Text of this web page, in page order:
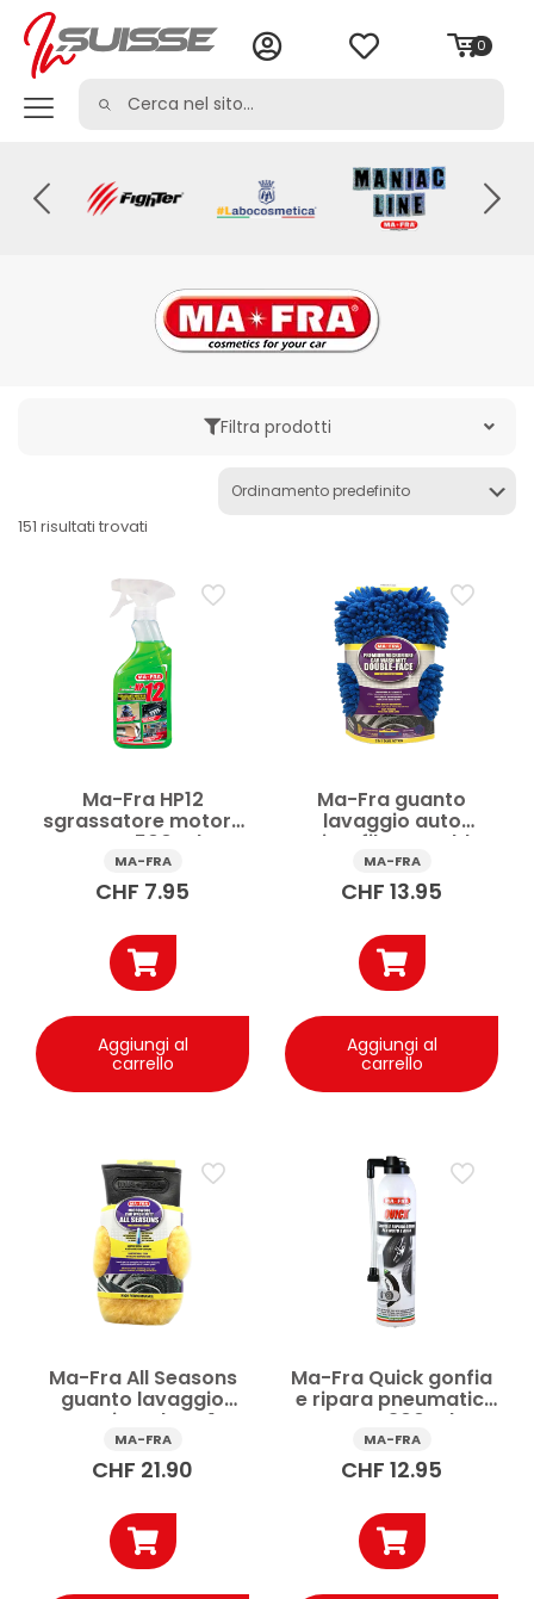
0
Filtra prodotti
151 risultati trovati
Ma-Fra HP12
sgrassatore motore
auto 500 ml
MA-FRA
CHF 7.95
Aggiungi al
carrello
Ma-Fra guanto
lavaggio auto
microfibra Double
Face 1 pz
MA-FRA
CHF 13.95
Aggiungi al
carrello
Ma-Fra All Seasons
guanto lavaggio
auto micro-lana 1 pz
MA-FRA
CHF 21.90
Ma-Fra Quick gonfia
e ripara pneumatici
moto 300 ml
MA-FRA
CHF 12.95